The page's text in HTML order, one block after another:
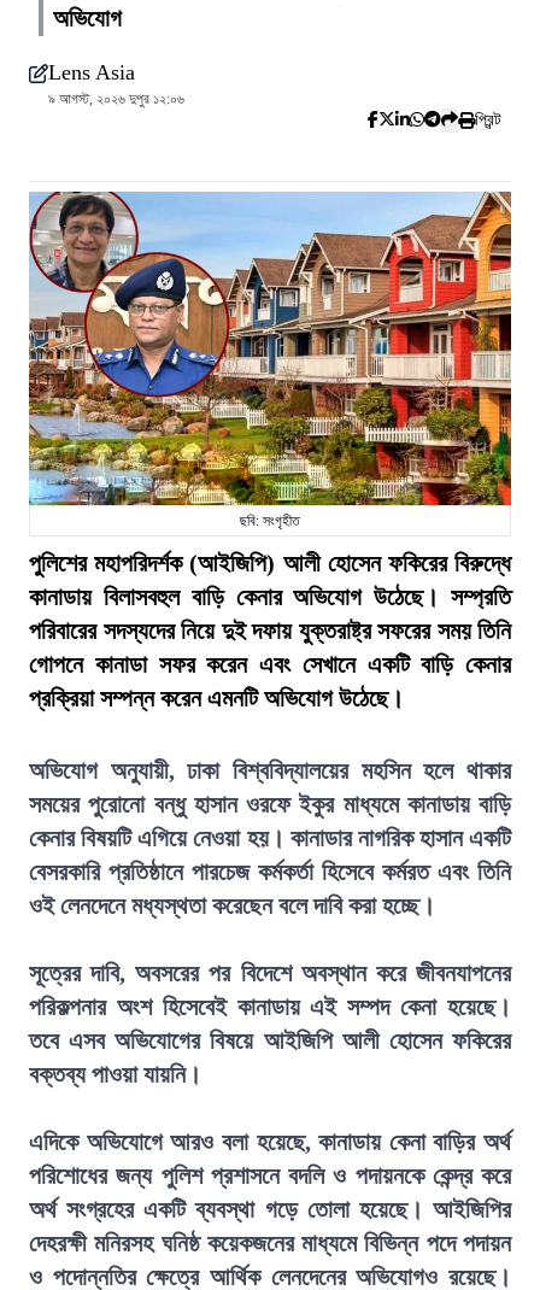
অভিযোগ
Lens Asia
৯ আগস্ট, ২০২৬ দুপুর ১২:০৬
প্রিন্ট
ছবি: সংগৃহীত
পুলিশের মহাপরিদর্শক (আইজিপি) আলী হোসেন ফকিরের বিরুদ্ধে
কানাডায় বিলাসবহুল বাড়ি কেনার অভিযোগ উঠেছে। সম্প্রতি
পরিবারের সদস্যদের নিয়ে দুই দফায় যুক্তরাষ্ট্র সফরের সময় তিনি
গোপনে কানাডা সফর করেন এবং সেখানে একটি বাড়ি কেনার
প্রক্রিয়া সম্পন্ন করেন এমনটি অভিযোগ উঠেছে।
অভিযোগ অনুযায়ী, ঢাকা বিশ্ববিদ্যালয়ের মহসিন হলে থাকার
সময়ের পুরোনো বন্ধু হাসান ওরফে ইকুর মাধ্যমে কানাডায় বাড়ি
কেনার বিষয়টি এগিয়ে নেওয়া হয়। কানাডার নাগরিক হাসান একটি
বেসরকারি প্রতিষ্ঠানে পারচেজ কর্মকর্তা হিসেবে কর্মরত এবং তিনি
ওই লেনদেনে মধ্যস্থতা করেছেন বলে দাবি করা হচ্ছে।
সূত্রের দাবি, অবসরের পর বিদেশে অবস্থান করে জীবনযাপনের
পরিকল্পনার অংশ হিসেবেই কানাডায় এই সম্পদ কেনা হয়েছে।
তবে এসব অভিযোগের বিষয়ে আইজিপি আলী হোসেন ফকিরের
বক্তব্য পাওয়া যায়নি।
এদিকে অভিযোগে আরও বলা হয়েছে, কানাডায় কেনা বাড়ির অর্থ
পরিশোধের জন্য পুলিশ প্রশাসনে বদলি ও পদায়নকে কেন্দ্র করে
অর্থ সংগ্রহের একটি ব্যবস্থা গড়ে তোলা হয়েছে। আইজিপির
দেহরক্ষী মনিরসহ ঘনিষ্ঠ কয়েকজনের মাধ্যমে বিভিন্ন পদে পদায়ন
ও পদোন্নতির ক্ষেত্রে আর্থিক লেনদেনের অভিযোগও রয়েছে।